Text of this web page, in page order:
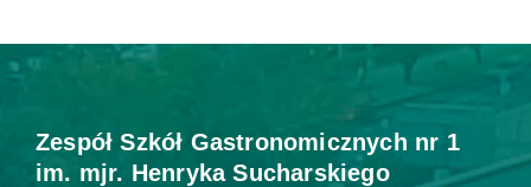
Zespół Szkół Gastronomicznych nr 1
im. mjr. Henryka Sucharskiego